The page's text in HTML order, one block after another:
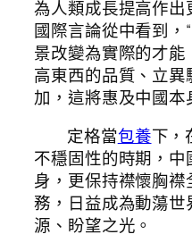
為人類成長提高作出
國際言論從中看到，
景改變為實際的才
高東西的品質、立
加，這將惠及中國本
定格當包養下，
不穩固性的時期，
身，更保持襟懷胸
務，日益成為動蕩
源、盼望之光。